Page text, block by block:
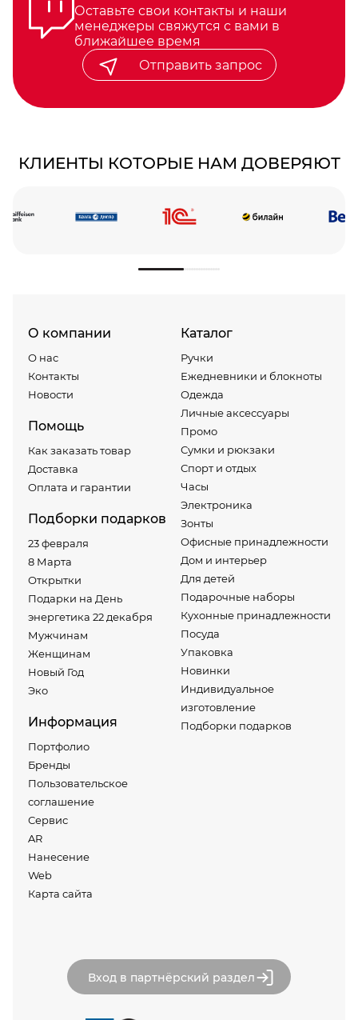
Оставьте свои контакты и наши
менеджеры свяжутся с вами в
ближайшее время
Отправить запрос
КЛИЕНТЫ КОТОРЫЕ НАМ ДОВЕРЯЮТ
О компании
О нас
Контакты
Новости
Помощь
Как заказать товар
Доставка
Оплата и гарантии
Подборки подарков
23 февраля
8 Марта
Открытки
Подарки на День
энергетика 22 декабря
Мужчинам
Женщинам
Новый Год
Эко
Информация
Портфолио
Бренды
Пользовательское
соглашение
Сервис
AR
Нанесение
Web
Карта сайта
Каталог
Ручки
Ежедневники и блокноты
Одежда
Личные аксессуары
Промо
Сумки и рюкзаки
Спорт и отдых
Часы
Электроника
Зонты
Офисные принадлежности
Дом и интерьер
Для детей
Подарочные наборы
Кухонные принадлежности
Посуда
Упаковка
Новинки
Индивидуальное
изготовление
Подборки подарков
Вход в партнёрский раздел